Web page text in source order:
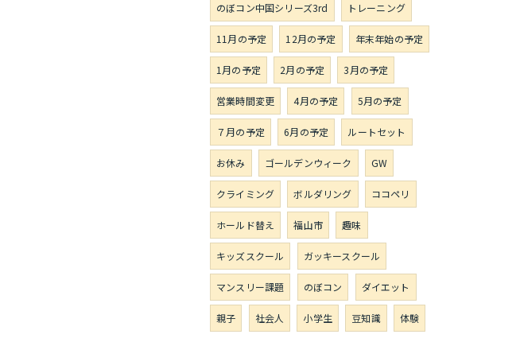
のぼコン中国シリーズ3rd トレーニング
11月の予定 12月の予定 年末年始の予定
1月の予定 2月の予定 3月の予定
営業時間変更 4月の予定 5月の予定
７月の予定 6月の予定 ルートセット
お休み ゴールデンウィーク GW
クライミング ボルダリング ココペリ
ホールド替え 福山市 趣味
キッズスクール ガッキースクール
マンスリー課題 のぼコン ダイエット
親子 社会人 小学生 豆知識 体験